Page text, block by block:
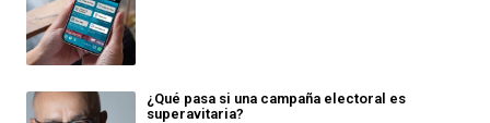
¿Qué pasa si una campaña electoral es
superavitaria?